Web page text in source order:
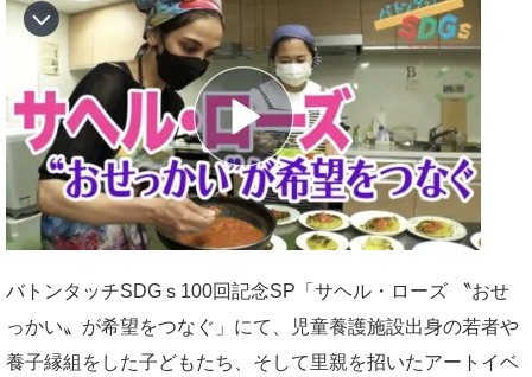
バトンタッチSDGｓ100回記念SP「サヘル・ローズ 〝おせ
っかい〟が希望をつなぐ」にて、児童養護施設出身の若者や
養子縁組をした子どもたち、そして里親を招いたアートイベ